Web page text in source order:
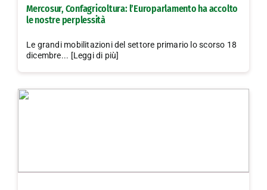
Lavora con noi
Mercosur, Confagricoltura: l’Europarlamento ha accolto
le nostre perplessità
Le grandi mobilitazioni del settore primario lo scorso 18
dicembre... [Leggi di più]